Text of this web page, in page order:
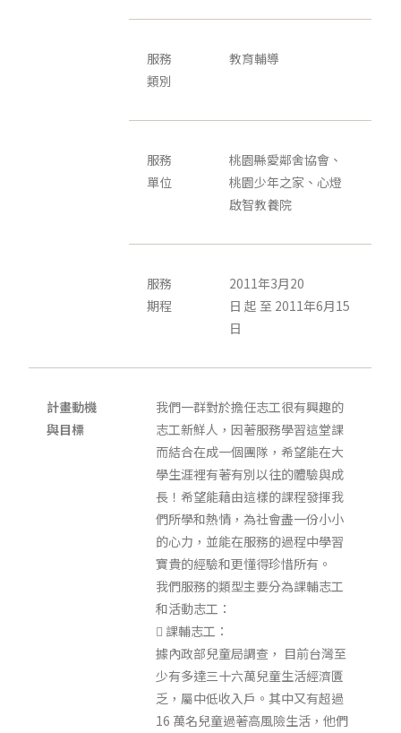
服務
類別
教育輔導
服務
單位
桃園縣愛鄰舍協會、
桃園少年之家、心燈
啟智教養院
服務
期程
2011年3月20
日 起 至 2011年6月15
日
計畫動機
與目標
我們一群對於擔任志工很有興趣的
志工新鮮人，因著服務學習這堂課
而結合在成一個團隊，希望能在大
學生涯裡有著有別以往的體驗與成
長！希望能藉由這樣的課程發揮我
們所學和熱情，為社會盡一份小小
的心力，並能在服務的過程中學習
寶貴的經驗和更懂得珍惜所有。
我們服務的類型主要分為課輔志工
和活動志工：
 課輔志工：
據內政部兒童局調查， 目前台灣至
少有多達三十六萬兒童生活經濟匱
乏，屬中低收入戶。其中又有超過
16 萬名兒童過著高風險生活，他們